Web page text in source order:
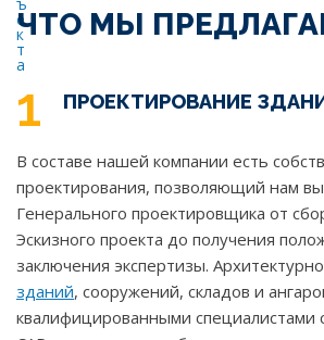
ЧТО МЫ
1 ПРОЕКТИРОВАНИЕ
В составе нашей компании есть
проектирования, позволяющий нам
Генерального проектировщика от
Эскизного проекта до получения
заключения экспертизы.
зданий, сооружений, складов и
квалифицированными специалистами